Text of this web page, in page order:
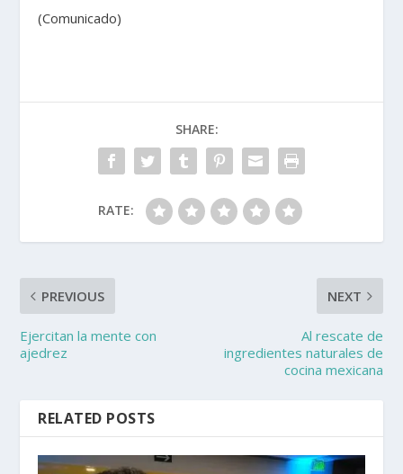
(Comunicado)
SHARE:
RATE:
PREVIOUS
Ejercitan la mente con
ajedrez
NEXT
Al rescate de
ingredientes naturales de
cocina mexicana
RELATED POSTS